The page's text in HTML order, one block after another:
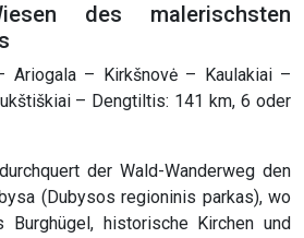
des malerischsten
Ariogala – Kirkšnovė – Kaulakiai –
– Dengtiltis: 141 km, 6 oder
der Wald-Wanderweg den
(Dubysos regioninis parkas), wo
historische Kirchen und